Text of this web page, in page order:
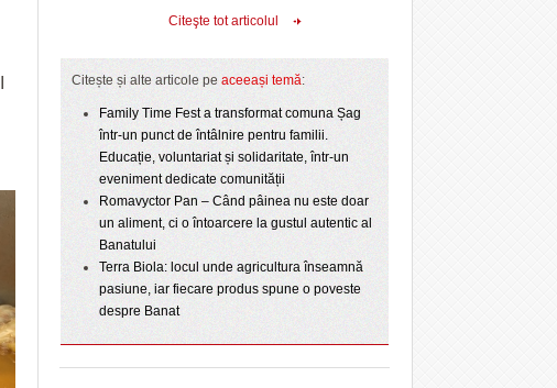
Citeşte tot articolul
Citește și alte articole pe aceeași temă:
Family Time Fest a transformat comuna Șag
într-un punct de întâlnire pentru familii.
Educație, voluntariat și solidaritate, într-un
eveniment dedicate comunității
Romavyctor Pan – Când pâinea nu este doar
un aliment, ci o întoarcere la gustul autentic al
Banatului
Terra Biola: locul unde agricultura înseamnă
pasiune, iar fiecare produs spune o poveste
despre Banat